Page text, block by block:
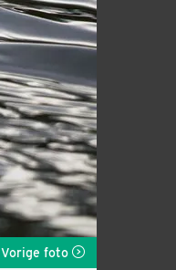
Vorige foto